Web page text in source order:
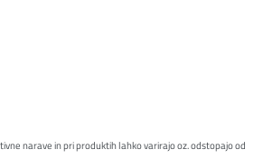
narave in pri produktih lahko varirajo oz. odstopajo od